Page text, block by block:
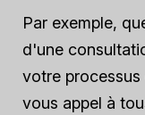
Par exemple,
d'une
votre
vous appel à